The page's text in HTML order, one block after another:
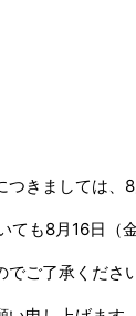
きましては、
も8月16日（
ご了承くださ